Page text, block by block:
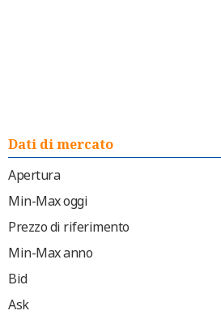
Dati di mercato
Apertura
Min-Max oggi
Prezzo di riferimento
Min-Max anno
Bid
Ask